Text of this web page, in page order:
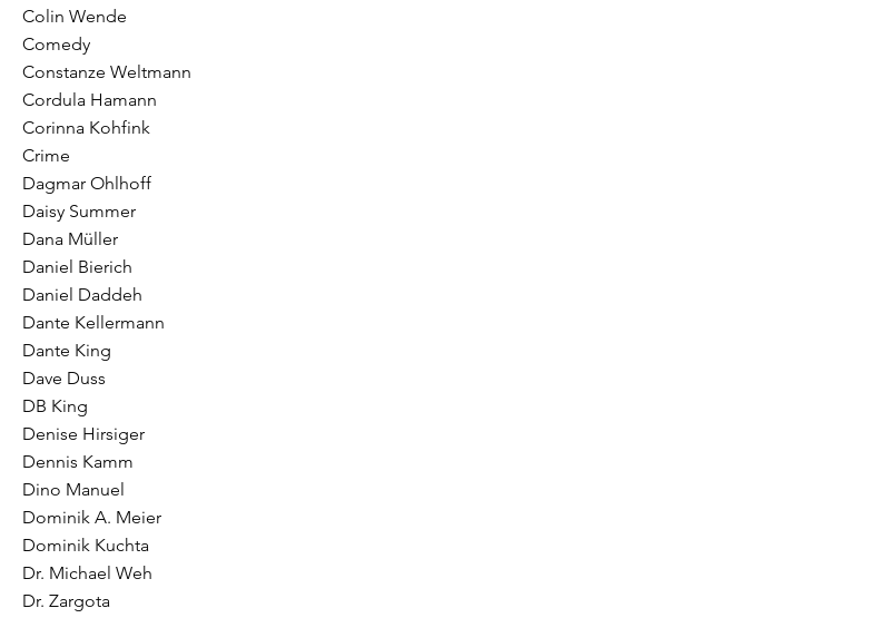
Colin Wende
Comedy
Constanze Weltmann
Cordula Hamann
Corinna Kohfink
Crime
Dagmar Ohlhoff
Daisy Summer
Dana Müller
Daniel Bierich
Daniel Daddeh
Dante Kellermann
Dante King
Dave Duss
DB King
Denise Hirsiger
Dennis Kamm
Dino Manuel
Dominik A. Meier
Dominik Kuchta
Dr. Michael Weh
Dr. Zargota